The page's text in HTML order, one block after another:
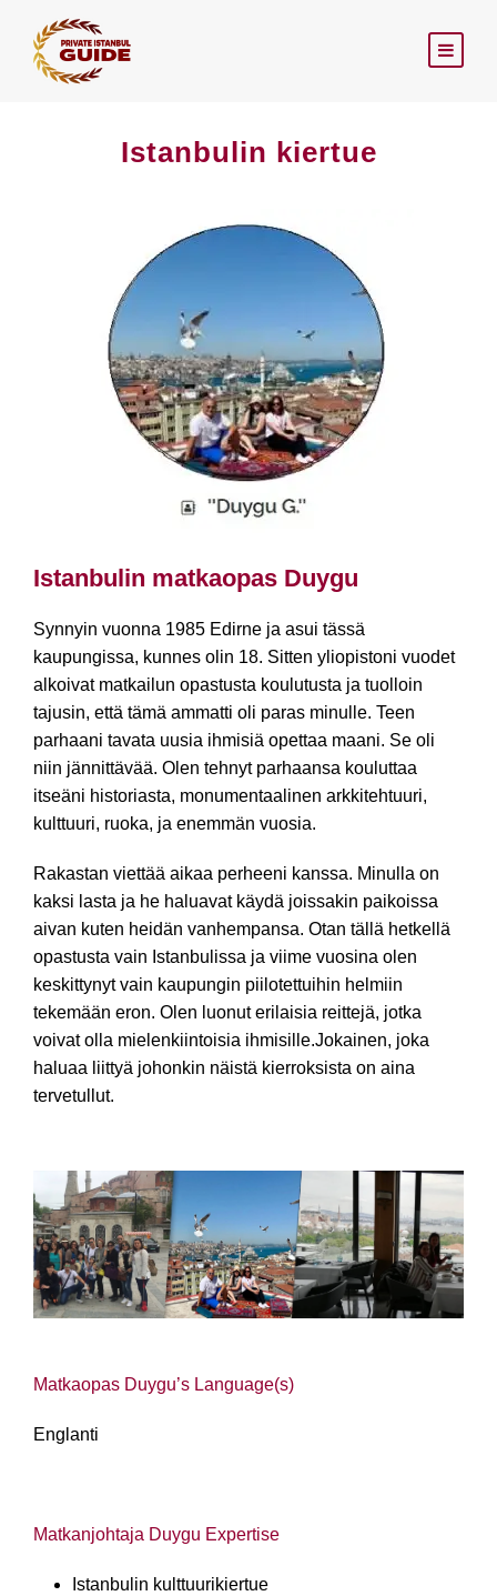
Istanbulin kiertue
Istanbulin matkaopas Duygu
Synnyin vuonna 1985 Edirne ja asui tässä
kaupungissa, kunnes olin 18. Sitten yliopistoni vuodet
alkoivat matkailun opastusta koulutusta ja tuolloin
tajusin, että tämä ammatti oli paras minulle. Teen
parhaani tavata uusia ihmisiä opettaa maani. Se oli
niin jännittävää. Olen tehnyt parhaansa kouluttaa
itseäni historiasta, monumentaalinen arkkitehtuuri,
kulttuuri, ruoka, ja enemmän vuosia.
Rakastan viettää aikaa perheeni kanssa. Minulla on
kaksi lasta ja he haluavat käydä joissakin paikoissa
aivan kuten heidän vanhempansa. Otan tällä hetkellä
opastusta vain Istanbulissa ja viime vuosina olen
keskittynyt vain kaupungin piilotettuihin helmiin
tekemään eron. Olen luonut erilaisia reittejä, jotka
voivat olla mielenkiintoisia ihmisille.Jokainen, joka
haluaa liittyä johonkin näistä kierroksista on aina
tervetullut.
Matkaopas Duygu’s Language(s)
Englanti
Matkanjohtaja Duygu Expertise
Istanbulin kulttuurikiertue